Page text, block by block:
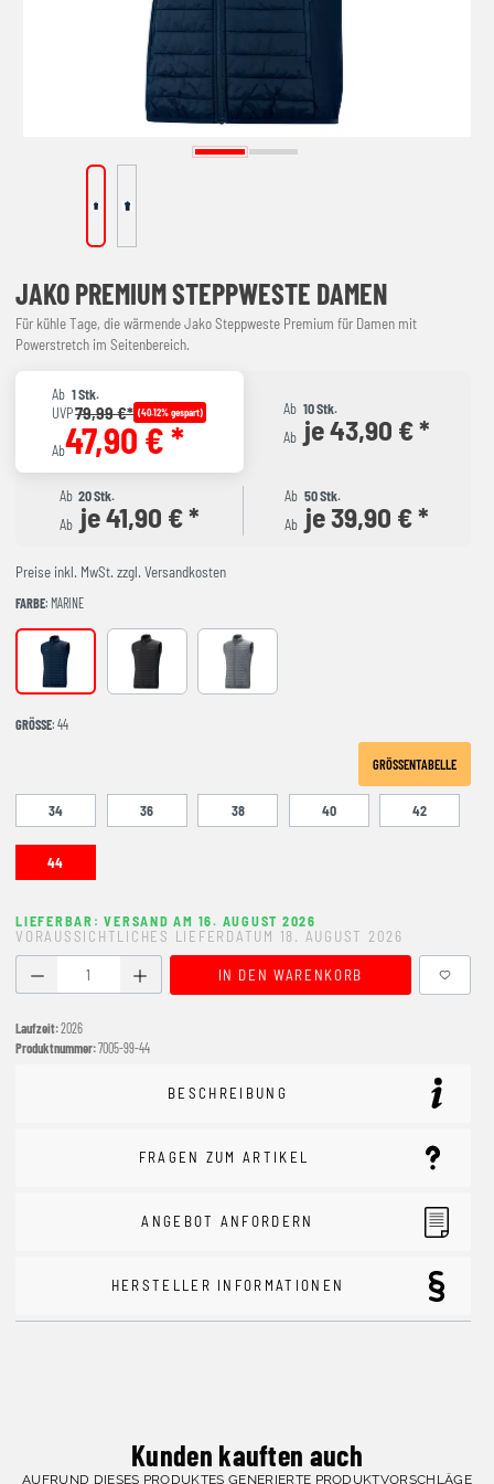
JAKO PREMIUM STEPPWESTE DAMEN
Für kühle Tage, die wärmende Jako Steppweste Premium für Damen mit
Powerstretch im Seitenbereich.
Ab 1 Stk.
UVP79,99 €* (40.12% gespart)
Ab47,90 € *
Ab 10 Stk.
Ab je 43,90 € *
Ab 20 Stk.
Ab je 41,90 € *
Ab 50 Stk.
Ab je 39,90 € *
Preise inkl. MwSt. zzgl. Versandkosten
FARBE: MARINE
marine schwarz steingrau
GRÖSSE : 44
GRÖSSENTABELLE
34 36 38 40 42
44
LIEFERBAR: VERSAND AM 16. AUGUST 2026
VORAUSSICHTLICHES LIEFERDATUM 18. AUGUST 2026
Produkt Anzahl: Gib den gewünschten Wert ein oder
IN DEN WARENKORB
Laufzeit:2026
Produktnummer:7005-99-44
BESCHREIBUNG
FRAGEN ZUM ARTIKEL
ANGEBOT ANFORDERN
HERSTELLER INFORMATIONEN
Kunden kauften auch
AUFRUND DIESES PRODUKTES GENERIERTE PRODUKTVORSCHLÄGE